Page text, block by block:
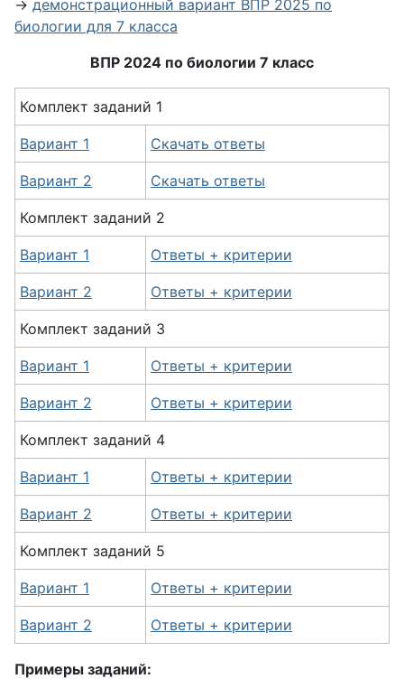
→ демонстрационный вариант ВПР 2025 по
биологии для 7 класса
ВПР 2024 по биологии 7 класс
Комплект заданий 1
Вариант 1 Скачать ответы
Вариант 2 Скачать ответы
Комплект заданий 2
Вариант 1 Ответы + критерии
Вариант 2 Ответы + критерии
Комплект заданий 3
Вариант 1 Ответы + критерии
Вариант 2 Ответы + критерии
Комплект заданий 4
Вариант 1 Ответы + критерии
Вариант 2 Ответы + критерии
Комплект заданий 5
Вариант 1 Ответы + критерии
Вариант 2 Ответы + критерии
Примеры заданий: